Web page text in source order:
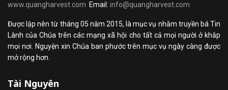
www.quangharvest.com Email: info@quangharvest.com
Được lập nên từ tháng 05 năm 2015, là mục vụ nhằm truyền bá Tin
Lành của Chúa trên các mạng xã hội cho tất cả mọi người ở khắp
mọi nơi. Nguyện xin Chúa ban phước trên mục vụ ngày càng được
mở rộng hơn.
Tài Nguyên